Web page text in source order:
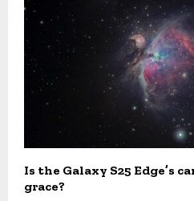
Is the Galaxy S25 Edge’s
grace?